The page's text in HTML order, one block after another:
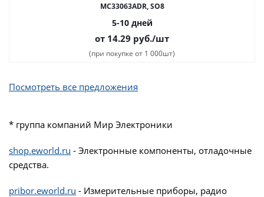
MC33063ADR, SO8
5-10 дней
от 14.29 руб./шт
(при покупке от 1 000шт)
Посмотреть все предложения
* группа компаний Мир Электроники
shop.eworld.ru - Электронные компоненты, отладочные
средства.
pribor.eworld.ru - Измерительные приборы, радио